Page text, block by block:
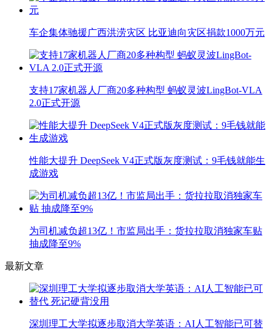
车企集体驰援广西洪涝灾区 比亚迪向灾区捐款1000万元
支持17家机器人厂商20多种构型 蚂蚁灵波LingBot-VLA
2.0正式开源
性能大提升 DeepSeek V4正式版灰度测试：9毛钱就能生
成游戏
为司机减负超13亿！市监局出手：货拉拉取消独家车贴
抽成降至9%
最新文章
深圳理工大学拟逐步取消大学英语：AI人工智能已可替